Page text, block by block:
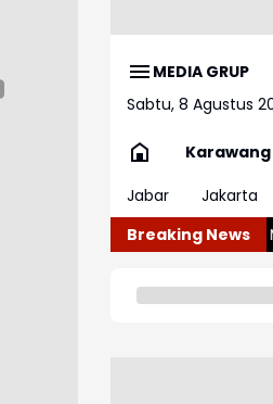
MEDIA GRUP
Sabtu, 8 Agustus
Karawang
Jabar
Jakarta
Breaking News
Sita 159 Botol Miras Ilegal di